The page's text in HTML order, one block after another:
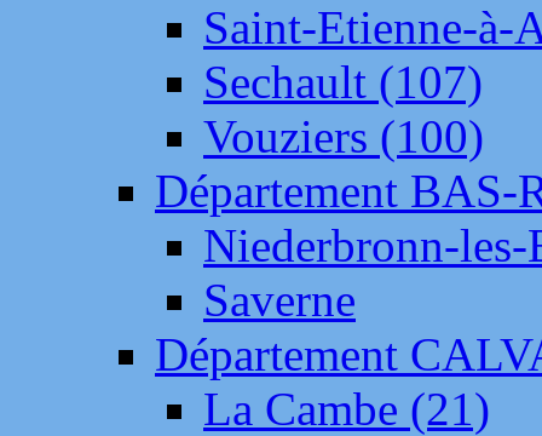
Saint-Etienne-à-
Sechault (107)
Vouziers (100)
Département BAS-
Niederbronn-
Saverne
Département
La Cambe (21)